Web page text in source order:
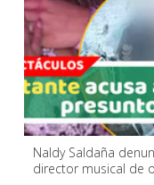
Naldy Saldaña
director musical de